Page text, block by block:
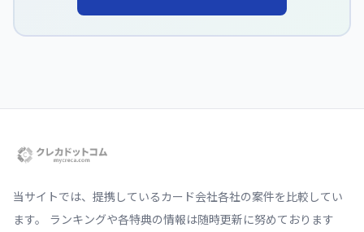
当サイトでは、提携しているカード会社各社の案件を比較してい
ます。 ランキングや各特典の情報は随時更新に努めております